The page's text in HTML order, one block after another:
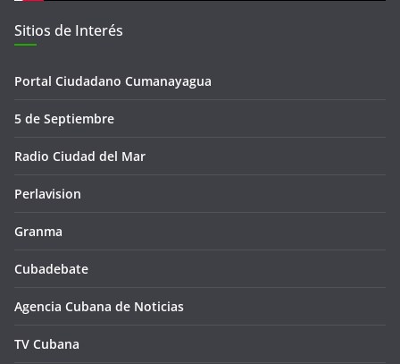
Sitios de Interés
Portal Ciudadano Cumanayagua
5 de Septiembre
Radio Ciudad del Mar
Perlavision
Granma
Cubadebate
Agencia Cubana de Noticias
TV Cubana